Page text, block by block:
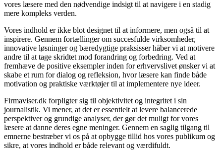
vores læsere med den nødvendige indsigt til at navigere i en stadig
mere kompleks verden.
Vores indhold er ikke blot designet til at informere, men også til at
inspirere. Gennem fortællinger om succesfulde virksomheder,
innovative løsninger og bæredygtige praksisser håber vi at motivere
andre til at tage skridtet mod forandring og forbedring. Ved at
fremhæve de positive eksempler inden for erhvervslivet ønsker vi at
skabe et rum for dialog og refleksion, hvor læsere kan finde både
motivation og praktiske værktøjer til at implementere nye ideer.
Firmaviser.dk forpligter sig til objektivitet og integritet i sin
journalistik. Vi mener, at det er essentielt at levere balancerede
perspektiver og grundige analyser, der gør det muligt for vores
læsere at danne deres egne meninger. Gennem en saglig tilgang til
emnerne bestræber vi os på at opbygge tillid hos vores publikum og
sikre, at vores indhold er både relevant og værdifuldt.